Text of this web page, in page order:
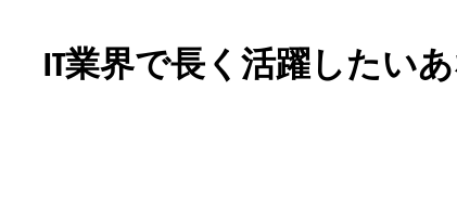
IT業界で長く活躍したい